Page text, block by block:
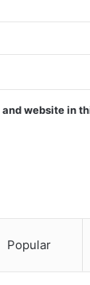
website in
Popular